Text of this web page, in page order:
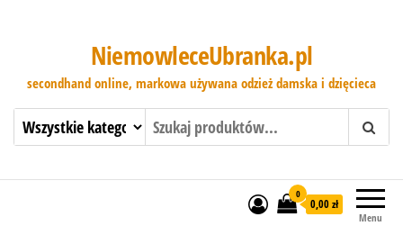
NiemowleceUbranka.pl
secondhand online, markowa używana odzież damska i dzięcieca
Menu
0
0,00 zł